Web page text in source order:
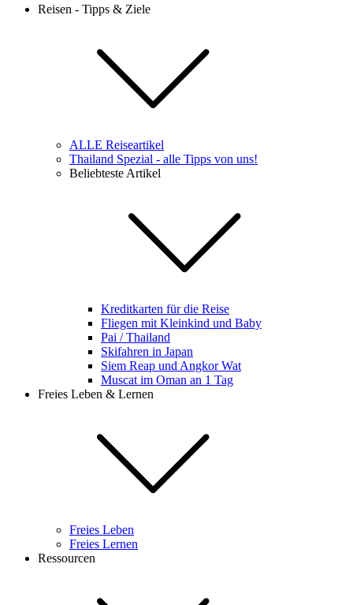
Reisen - Tipps & Ziele
ALLE Reiseartikel
Thailand Spezial - alle Tipps von uns!
Beliebteste Artikel
Kreditkarten für die Reise
Fliegen mit Kleinkind und Baby
Pai / Thailand
Skifahren in Japan
Siem Reap und Angkor Wat
Muscat im Oman an 1 Tag
Freies Leben & Lernen
Freies Leben
Freies Lernen
Ressourcen